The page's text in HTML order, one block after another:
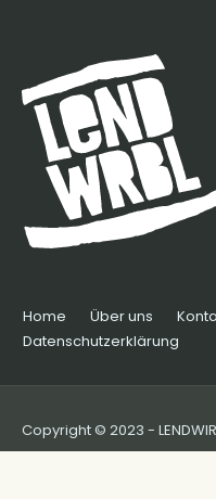
Home Über uns
Datenschutzerklärung
Copyright © 2023 -